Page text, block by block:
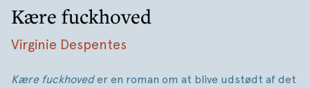
Kære fuckhoved
Virginie Despentes
Kære fuckhoveder en roman om at blive udstødt af det